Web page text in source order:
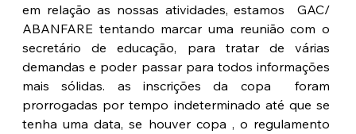
em relação as nossas atividades, estamos  GAC/
ABANFARE tentando marcar uma reunião com o
secretário de educação, para tratar de várias
demandas e poder passar para todos informações
mais sólidas. as inscrições da copa  foram
prorrogadas por tempo indeterminado até que se
tenha uma data, se houver copa , o regulamento